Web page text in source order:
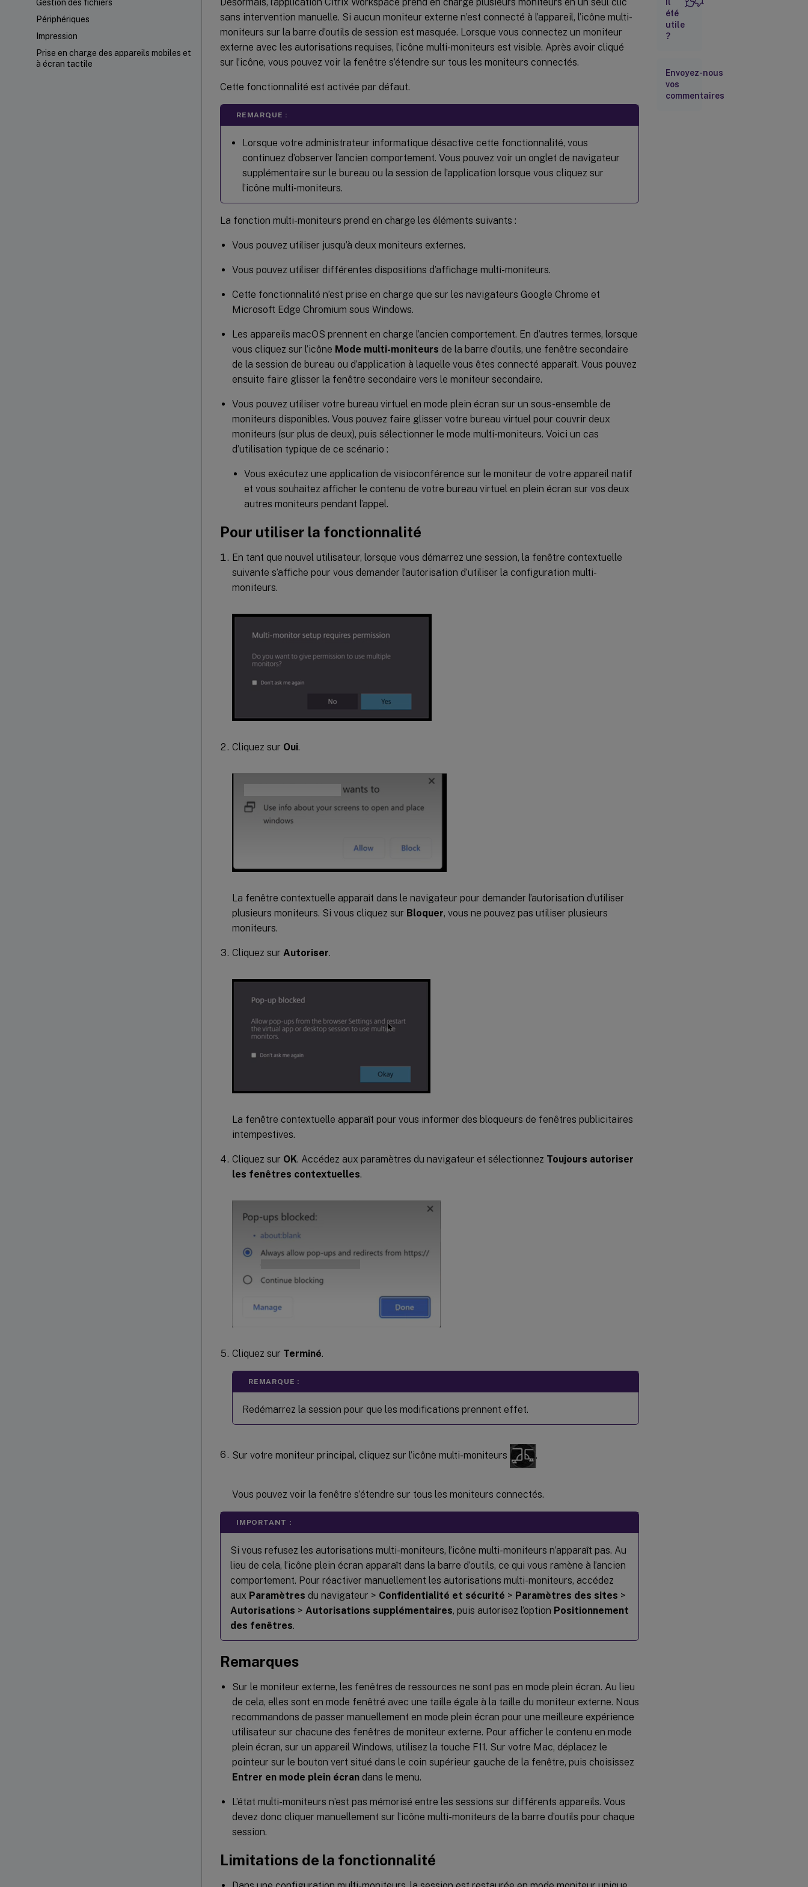
Gestion des fichiers
Périphériques
Impression
Prise en charge des appareils mobiles et
à écran tactile
sans intervention manuelle. Si aucun moniteur externe n’est connecté à l’appareil, l’icône multi-
moniteurs sur la barre d’outils de session est masquée. Lorsque vous connectez un moniteur
externe avec les autorisations requises, l’icône multi-moniteurs est visible. Après avoir cliqué
sur l’icône, vous pouvez voir la fenêtre s’étendre sur tous les moniteurs connectés.
Cette fonctionnalité est activée par défaut.
REMARQUE :
Lorsque votre administrateur informatique désactive cette fonctionnalité, vous
continuez d’observer l’ancien comportement. Vous pouvez voir un onglet de navigateur
supplémentaire sur le bureau ou la session de l’application lorsque vous cliquez sur
l’icône multi-moniteurs.
La fonction multi-moniteurs prend en charge les éléments suivants :
Vous pouvez utiliser jusqu’à deux moniteurs externes.
Vous pouvez utiliser différentes dispositions d’affichage multi-moniteurs.
Cette fonctionnalité n’est prise en charge que sur les navigateurs Google Chrome et
Microsoft Edge Chromium sous Windows.
Les appareils macOS prennent en charge l’ancien comportement. En d’autres termes, lorsque
vous cliquez sur l’icône Mode multi-moniteurs de la barre d’outils, une fenêtre secondaire
de la session de bureau ou d’application à laquelle vous êtes connecté apparaît. Vous pouvez
ensuite faire glisser la fenêtre secondaire vers le moniteur secondaire.
Vous pouvez utiliser votre bureau virtuel en mode plein écran sur un sous-ensemble de
moniteurs disponibles. Vous pouvez faire glisser votre bureau virtuel pour couvrir deux
moniteurs (sur plus de deux), puis sélectionner le mode multi-moniteurs. Voici un cas
d’utilisation typique de ce scénario :
Vous exécutez une application de visioconférence sur le moniteur de votre appareil natif
et vous souhaitez afficher le contenu de votre bureau virtuel en plein écran sur vos deux
autres moniteurs pendant l’appel.
Pour utiliser la fonctionnalité
En tant que nouvel utilisateur, lorsque vous démarrez une session, la fenêtre contextuelle
suivante s’affiche pour vous demander l’autorisation d’utiliser la configuration multi-
moniteurs.
Cliquez sur Oui.
La fenêtre contextuelle apparaît dans le navigateur pour demander l’autorisation d’utiliser
plusieurs moniteurs. Si vous cliquez sur Bloquer, vous ne pouvez pas utiliser plusieurs
moniteurs.
Cliquez sur Autoriser.
La fenêtre contextuelle apparaît pour vous informer des bloqueurs de fenêtres publicitaires
intempestives.
Cliquez sur OK. Accédez aux paramètres du navigateur et sélectionnez Toujours autoriser
les fenêtres contextuelles.
Cliquez sur Terminé.
REMARQUE :
Redémarrez la session pour que les modifications prennent effet.
Sur votre moniteur principal, cliquez sur l’icône multi-moniteurs .
Vous pouvez voir la fenêtre s’étendre sur tous les moniteurs connectés.
IMPORTANT :
Si vous refusez les autorisations multi-moniteurs, l’icône multi-moniteurs n’apparaît pas. Au
lieu de cela, l’icône plein écran apparaît dans la barre d’outils, ce qui vous ramène à l’ancien
comportement. Pour réactiver manuellement les autorisations multi-moniteurs, accédez
aux Paramètres du navigateur > Confidentialité et sécurité > Paramètres des sites >
Autorisations > Autorisations supplémentaires, puis autorisez l’option Positionnement
des fenêtres.
Remarques
Sur le moniteur externe, les fenêtres de ressources ne sont pas en mode plein écran. Au lieu
de cela, elles sont en mode fenêtré avec une taille égale à la taille du moniteur externe. Nous
recommandons de passer manuellement en mode plein écran pour une meilleure expérience
utilisateur sur chacune des fenêtres de moniteur externe. Pour afficher le contenu en mode
plein écran, sur un appareil Windows, utilisez la touche F11. Sur votre Mac, déplacez le
pointeur sur le bouton vert situé dans le coin supérieur gauche de la fenêtre, puis choisissez
Entrer en mode plein écran dans le menu.
L’état multi-moniteurs n’est pas mémorisé entre les sessions sur différents appareils. Vous
devez donc cliquer manuellement sur l’icône multi-moniteurs de la barre d’outils pour chaque
session.
Limitations de la fonctionnalité
été
utile
?
Envoyez-nous
vos
commentaires